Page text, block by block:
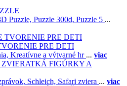
Puzzle, Puzzle 300d, Puzzle 5 ...
PRE DETI
Kreatívne a výtvarné hr ... viac
FIGÚRKY A
Schleich, Safari zviera ... viac